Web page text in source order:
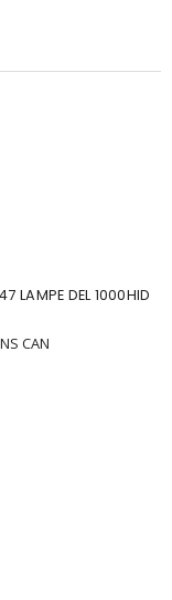
LAMPE DEL 1000HID
CAN